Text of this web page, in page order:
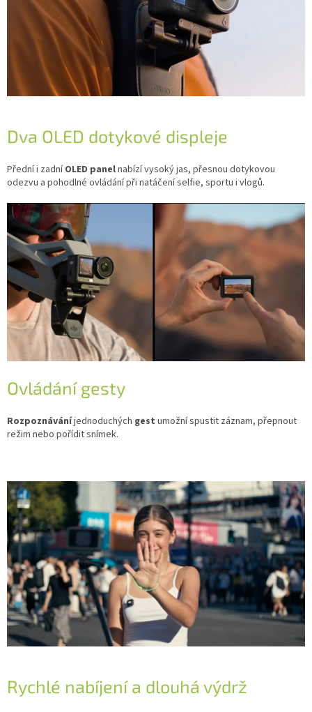
Dva OLED dotykové displeje
Přední i zadní OLED panelnabízí vysoký jas, přesnou dotykovou
odezvu a pohodlné ovládání při natáčení selfie, sportu i vlogů.
Ovládání gesty
Rozpoznáváníjednoduchých gest umožní spustit záznam, přepnout
režim nebo pořídit snímek.
Rychlé nabíjení a dlouhá výdrž